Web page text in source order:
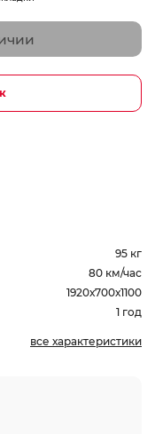
95 кг
80 км/час
1920х700х1100
1 год
все характеристики